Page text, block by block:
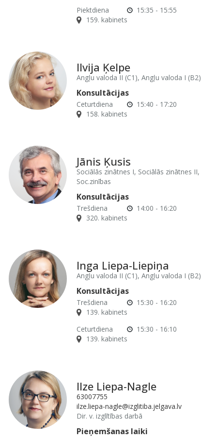
Piektdiena
15:35 - 15:55
159. kabinets
Ilvija Ķelpe
Angļu valoda II (C1), Angļu valoda I (B2)
Konsultācijas
Ceturtdiena
15:40 - 17:20
158. kabinets
Jānis Ķusis
Sociālās zinātnes I, Sociālās zinātnes II,
Soc.zinības
Konsultācijas
Trešdiena
14:00 - 16:20
320. kabinets
Inga Liepa-Liepiņa
Angļu valoda II (C1), Angļu valoda I (B2)
Konsultācijas
Trešdiena
15:30 - 16:20
139. kabinets
Ceturtdiena
15:30 - 16:10
139. kabinets
Ilze Liepa-Nagle
63007755
ilze.liepa-nagle@izglitiba.jelgava.lv
Dir. v. izglītības darbā
Pieņemšanas laiki